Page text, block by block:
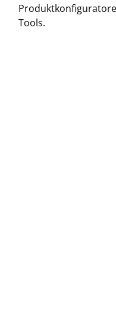
Tools.